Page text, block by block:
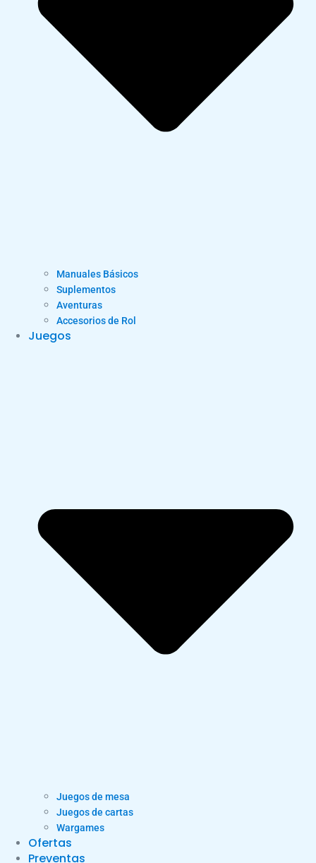
Manuales Básicos
Suplementos
Aventuras
Accesorios de Rol
Juegos
Juegos de mesa
Juegos de cartas
Wargames
Ofertas
Preventas